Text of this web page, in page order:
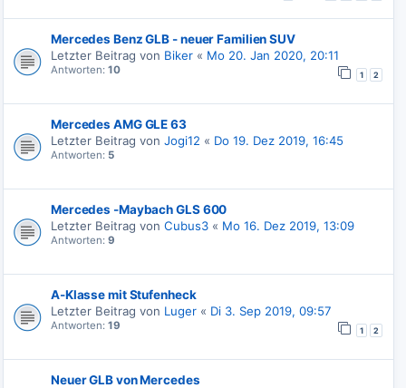
Mercedes Benz GLB - neuer Familien SUV
Letzter Beitrag von Biker « Mo 20. Jan 2020, 20:11
Antworten: 10 1 2
Mercedes AMG GLE 63
Letzter Beitrag von Jogi12 « Do 19. Dez 2019, 16:45
Antworten: 5
Mercedes -Maybach GLS 600
Letzter Beitrag von Cubus3 « Mo 16. Dez 2019, 13:09
Antworten: 9
A-Klasse mit Stufenheck
Letzter Beitrag von Luger « Di 3. Sep 2019, 09:57
Antworten: 19 1 2
Neuer GLB von Mercedes